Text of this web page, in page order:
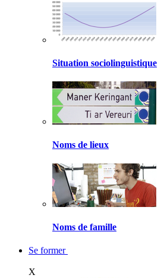
Situation sociolinguistique
Noms de lieux
Noms de famille
Se former
X